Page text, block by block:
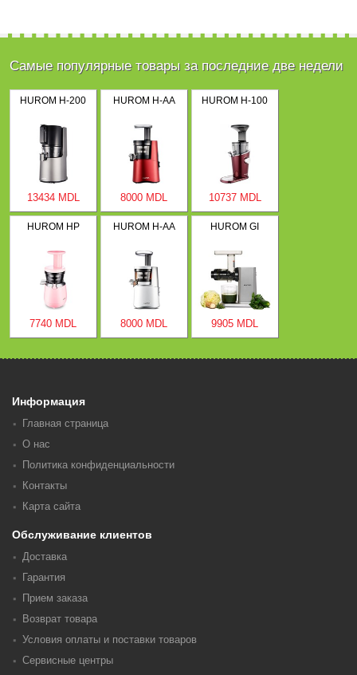
Самые популярные товары за последние две недели
HUROM H-200
13434 MDL
HUROM H-AA
8000 MDL
HUROM H-100
10737 MDL
HUROM HP
7740 MDL
HUROM H-AA
8000 MDL
HUROM GI
9905 MDL
Информация
Главная страница
О нас
Политика конфиденциальности
Контакты
Карта сайта
Обслуживание клиентов
Доставка
Гарантия
Прием заказа
Возврат товара
Условия оплаты и поставки товаров
Сервисные центры